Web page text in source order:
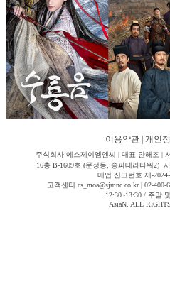
이용약관 개인
주식회사 에스제이엠엔씨 | 대표 안해조 |
16층 B-1609호 (문정동, 송파테라타워2)
매업 신고번호 제-
고객센터 cs_moa@sjmnc.co.kr | 02-
12:30~13:30 / 주말
AsiaN. ALL